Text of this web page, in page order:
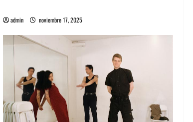
admin noviembre 17, 2025